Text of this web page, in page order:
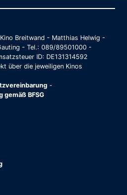
Breitwand - Matthias Helwig -
- Tel.: 089/89501000 -
ID: DE131314592
über die jeweiligen Kinos
-
gemäß BFSG